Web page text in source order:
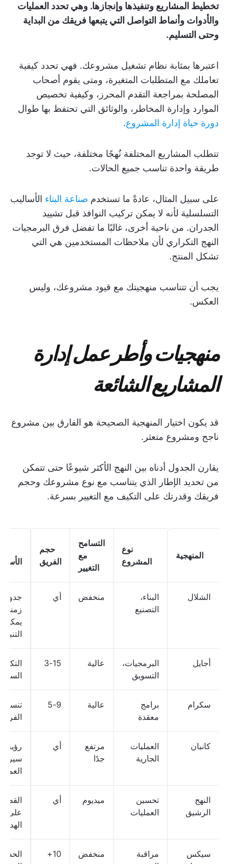
تخطيط المشاريع وتنفيذها وإنجازها. وهي تحدد العمليات
والأدوات وأنماط التواصل التي يتبعها فريقك من البداية
وحتى التسليم.
اعتبرها بمثابة نظام تشغيل مشروعك. فهي تحدد كيفية
تعاملك مع المتطلبات المتغيرة، ومتى يقوم أصحاب
المصلحة بمراجعة التقدم المحرز، وكيفية تخصيص
الموارد وإدارة المخاطر، والوثائق التي تحتفظ بها طوال
دورة حياة إدارة المشروع.
تتطلب المشاريع المختلفة نُهجًا مختلفة، حيث لا توجد
طريقة واحدة تناسب جميع الحالات.
على سبيل المثال، عادةً ما تستخدم صناعة البناء الأساليب
التسلسلية لأنه لا يمكن تركيب النوافذ قبل تشييد
الجدران. من ناحية أخرى، غالبًا ما تفضل فرق البرمجيات
النهج التكراري لأن ملاحظات المستخدمين هي التي
تشكل المنتج.
يجب أن تتناسب منهجيتك مع قيود مشروعك، وليس
العكس.
منهجيات وأطر عمل إدارة
المشاريع الشائعة
قد يكون اختيار المنهجية الصحيحة هو الفارق بين مشروع
ناجح ومشروع متعثر.
يقارن الجدول أدناه بين النهج الأكثر شيوعًا حتى تتمكن
من تحديد الإطار الذي يتناسب مع نوع مشروعك وحجم
فريقك وقدرتك على التكيف مع التغيير بسرعة.
المنهجية
نوع
المشروع
التسامح
مع
التغيير
حجم
الفريق
الشلال
البناء،
التصنيع
منخفض أي
جدول
زمني
يمكن
التنبؤ
أجايل
البرمجيات،
التسويق
عالية 3-15
سكرام
برامج
معقدة
عالية 5-9
تنسيق
الفريق
كانبان
العمليات
الجارية
مرتفع
جدًا
أي
رؤية
سير
العمل
النهج
الرشيق
تحسين
العمليات
ميديوم أي
القضاء
على
الهدر
سيكس
مراقبة
منخفض 10+
الحد